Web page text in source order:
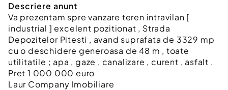
Descriere anunt
Va prezentam spre vanzare teren intravilan [
industrial ] excelent pozitionat , Strada
Depozitelor Pitesti , avand suprafata de 3329 mp
cu o deschidere generoasa de 48 m , toate
utilitatile ; apa , gaze , canalizare , curent , asfalt .
Pret 1 000 000 euro
Laur Company Imobiliare